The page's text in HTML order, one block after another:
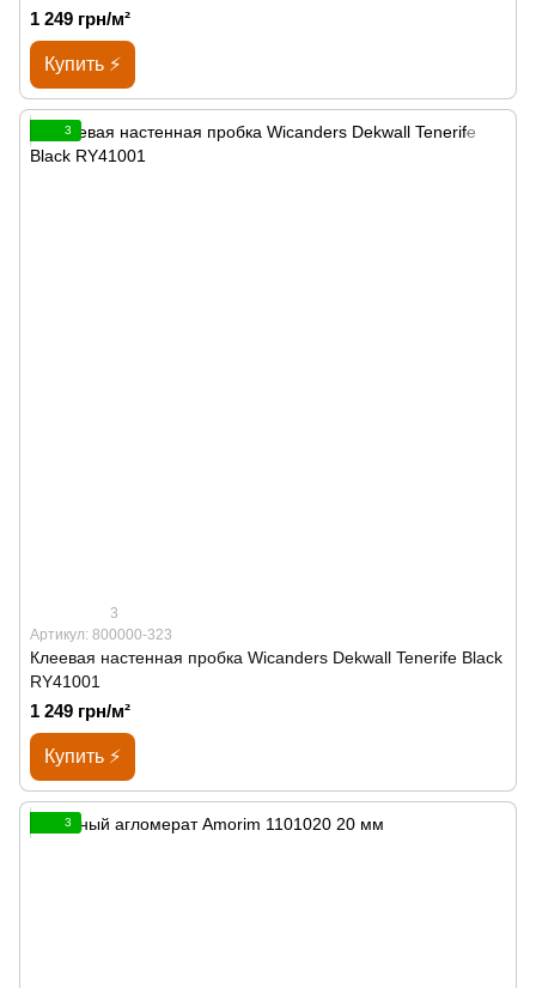
1 249 грн/м²
Купить ⚡
3
3
Артикул: 800000-323
Клеевая настенная пробка Wicanders Dekwall Tenerife Black
RY41001
1 249 грн/м²
Купить ⚡
3